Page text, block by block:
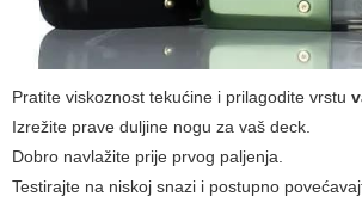
Pratite viskoznost tekućine i prilagodite vrstu
Izrežite prave duljine nogu za vaš deck.
Dobro navlažite prije prvog paljenja.
Testirajte na niskoj snazi i postupno